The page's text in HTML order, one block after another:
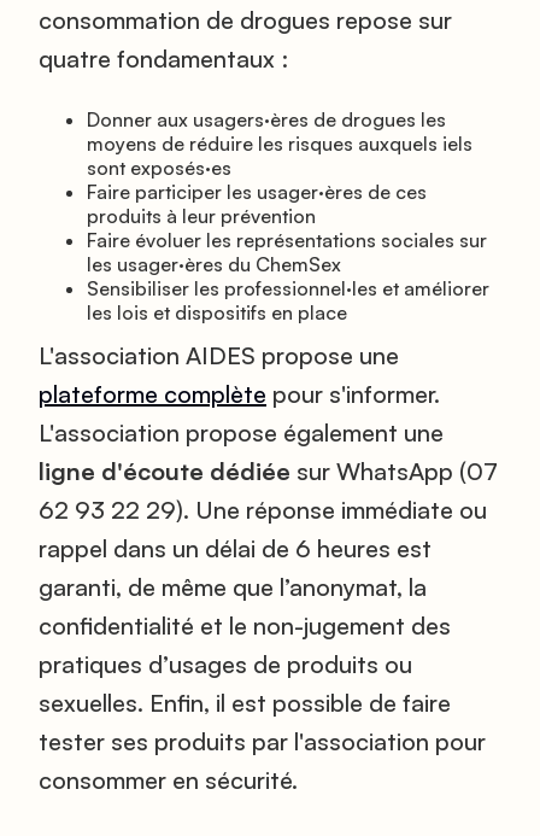
consommation de drogues repose sur
quatre fondamentaux :
Donner aux usagers·ères de drogues les
moyens de réduire les risques auxquels iels
sont exposés·es
Faire participer les usager·ères de ces
produits à leur prévention
Faire évoluer les représentations sociales sur
les usager·ères du ChemSex
Sensibiliser les professionnel·les et améliorer
les lois et dispositifs en place
L'association AIDES propose une
plateforme complète pour s'informer.
L'association propose également une
ligne d'écoute dédiée sur WhatsApp (07
62 93 22 29). Une réponse immédiate ou
rappel dans un délai de 6 heures est
garanti, de même que l’anonymat, la
confidentialité et le non-jugement des
pratiques d’usages de produits ou
sexuelles. Enfin, il est possible de faire
tester ses produits par l'association pour
consommer en sécurité.